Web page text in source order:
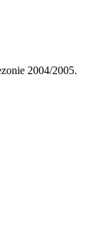
2004/2005.